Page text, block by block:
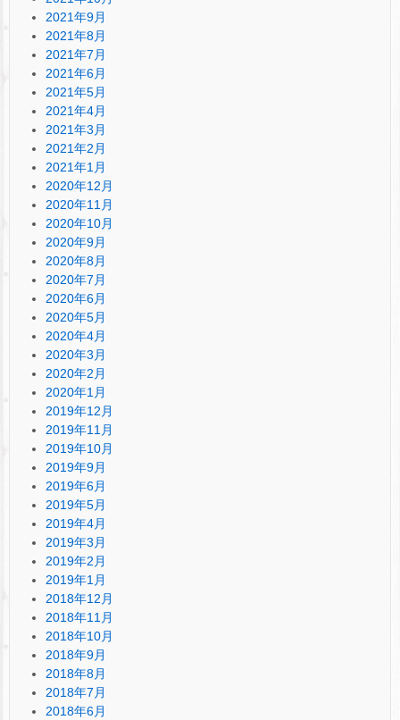
2021年9月
2021年8月
2021年7月
2021年6月
2021年5月
2021年4月
2021年3月
2021年2月
2021年1月
2020年12月
2020年11月
2020年10月
2020年9月
2020年8月
2020年7月
2020年6月
2020年5月
2020年4月
2020年3月
2020年2月
2020年1月
2019年12月
2019年11月
2019年10月
2019年9月
2019年6月
2019年5月
2019年4月
2019年3月
2019年2月
2019年1月
2018年12月
2018年11月
2018年10月
2018年9月
2018年8月
2018年7月
2018年6月